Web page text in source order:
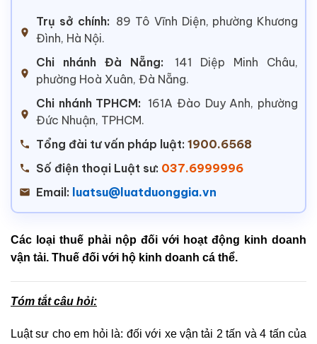
Trụ sở chính: 89 Tô Vĩnh Diện, phường Khương
Đình, Hà Nội.
Chi nhánh Đà Nẵng:
141 Diệp Minh Châu,
phường Hoà Xuân, Đà Nẵng.
Chi nhánh TPHCM: 161A Đào Duy Anh, phường
Đức Nhuận, TPHCM.
Tổng đài tư vấn pháp luật: 1900.6568
Số điện thoại Luật sư: 037.6999996
Email: luatsu@luatduonggia.vn
Các loại thuế phải nộp đối với hoạt động kinh doanh
vận tải. Thuế đối với hộ kinh doanh cá thể.
Tóm tắt câu hỏi:
Luật sư cho em hỏi là: đối với xe vận tải 2 tấn và 4 tấn của